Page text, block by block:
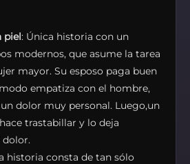
piel: Única historia con un
modernos, que asume la tarea
mayor. Su esposo paga buen
empatiza con el hombre,
dolor muy personal. Luego,un
trastabillar y lo deja
dolor.
historia consta de tan sólo